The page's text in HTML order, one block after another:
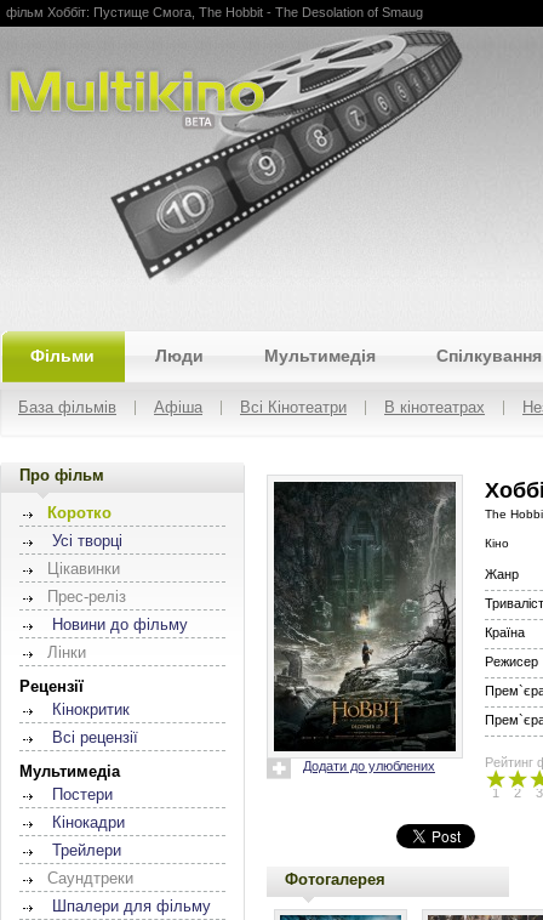
Multikino
фільм Хоббіт: Пустище Смога, The Hobbit - The Desolation of Smaug
Фільми Люди Мультимедія Спілкування
База фільмів Афіша Всі Кінотеатри В кінотеатрах
Про фільм
Коротко
Усі творці
Цікавинки
Прес-реліз
Новини до фільму
Лінки
Рецензії
Кінокритик
Всі рецензії
Мультимедіа
Постери
Кінокадри
Трейлери
Саундтреки
Шпалери для фільму
Додати до улюблених
The
Кіно
Жанр
Країна
Режисер
Прем`єра
Прем`єра
Рейтинг
1 2 3
Фотогалерея